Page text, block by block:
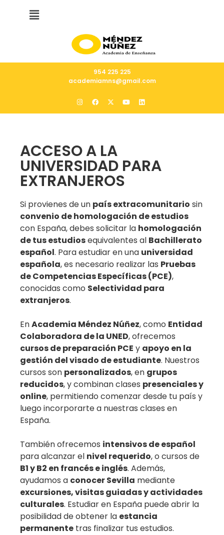
954 225 225
academiamns@gmail.com
ACCESO A LA
UNIVERSIDAD PARA
EXTRANJEROS
Si provienes de un país extracomunitario sin
convenio de homologación de estudios
con España, debes solicitar la homologación
de tus estudiosequivalentes al Bachillerato
español. Para estudiar en una universidad
española, es necesario realizar las Pruebas
de Competencias Específicas (PCE),
conocidas como Selectividad para
extranjeros.
EnAcademia Méndez Núñez, como Entidad
Colaboradora de la UNED, ofrecemos
cursos de preparación PCE y apoyo en la
gestión del visado de estudiante. Nuestros
cursos son personalizados, en grupos
reducidos, y combinan clases presenciales y
online, permitiendo comenzar desde tu país y
luego incorporarte a nuestras clases en
España.
También ofrecemos intensivos de español
para alcanzar el nivel requerido, o cursos de
B1 y B2 en francés e inglés. Además,
ayudamos a conocer Sevilla mediante
excursiones, visitas guiadas y actividades
culturales. Estudiar en España puede abrir la
posibilidad de obtener la estancia
permanente tras finalizar tus estudios.